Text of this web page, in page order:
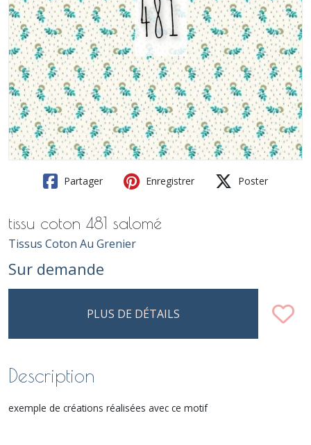
Partager Enregistrer Poster
tissu coton 481 salomé
Tissus Coton Au Grenier
Sur demande
PLUS DE DÉTAILS
Description
exemple de créations réalisées avec ce motif